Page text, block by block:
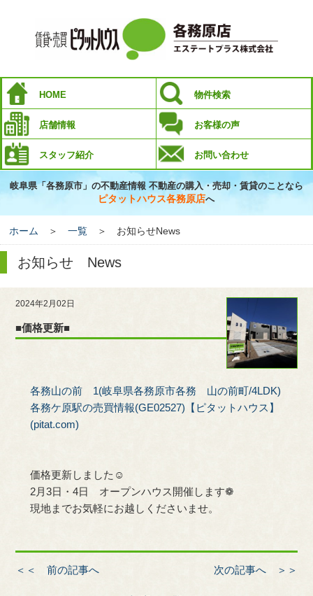
HOME 物件検索
店舗情報 お客様の声
スタッフ紹介 お問い合わせ
岐阜県「各務原市」の不動産情報 不動産の購入・売却・賃貸のことなら
ピタットハウス各務原店へ
ホーム ＞一覧 ＞ お知らせNews
お知らせ News
2024年2月02日
■価格更新■
各務山の前 1(岐阜県各務原市各務 山の前町/4LDK)
各務ケ原駅の売買情報(GE02527)【ピタットハウス】
(pitat.com)
価格更新しました☺
2月3日・4日 オープンハウス開催します❁
現地までお気軽にお越しくださいませ。
＜＜ 前の記事へ 次の記事へ ＞＞